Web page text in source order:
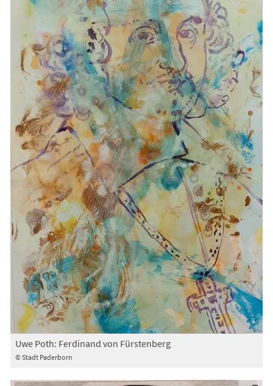
© Stadt Paderborn
Uwe Poth: Ferdinand von Fürstenberg